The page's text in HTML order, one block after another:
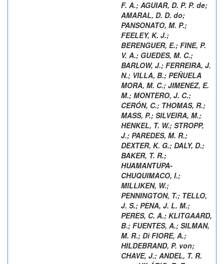
F. A.; AGUIAR, D. P. P. de;
AMARAL, D. D. do;
PANSONATO, M. P.;
FEELEY, K. J.;
BERENGUER, E.; FINE, P.
V. A.; GUEDES, M. C.;
BARLOW, J.; FERREIRA, J.
N.; VILLA, B.; PEÑUELA
MORA, M. C.; JIMENEZ, E.
M.; MONTERO, J. C.;
CERÓN, C.; THOMAS, R.;
MASS, P.; SILVEIRA, M.;
HENKEL, T. W.; STROPP,
J.; PAREDES, M. R.;
DEXTER, K. G.; DALY, D.;
BAKER, T. R.;
HUAMANTUPA-
CHUQUIMACO, I.;
MILLIKEN, W.;
PENNINGTON, T.; TELLO,
J. S.; PENA, J. L. M.;
PERES, C. A.; KLITGAARD,
B.; FUENTES, A.; SILMAN,
M. R.; Di FIORE, A.;
HILDEBRAND, P. von;
CHAVE, J.; ANDEL, T. R.